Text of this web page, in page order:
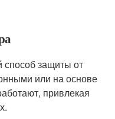
защиты от
или на основе
привлекая